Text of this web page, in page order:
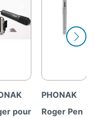
Pen
PHONAK
Roger